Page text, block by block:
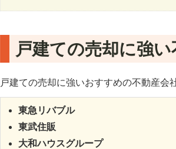
戸建ての売却に強
戸建ての売却に強いおすすめの不動産会
東急リバブル
東武住販
大和ハウスグループ